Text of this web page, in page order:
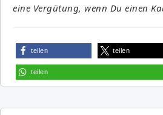
eine Vergütung, wenn Du einen
teilen teilen
teilen